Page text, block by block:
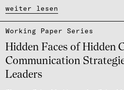
weiter lesen
Hidden Faces of Hidden
Commu­ni­ca­tion
Leaders
Working Paper Series